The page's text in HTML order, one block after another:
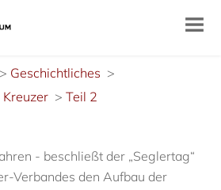
Geschichtliches
Teil 2
- beschließt der „Seglertag“
Verbandes den Aufbau der